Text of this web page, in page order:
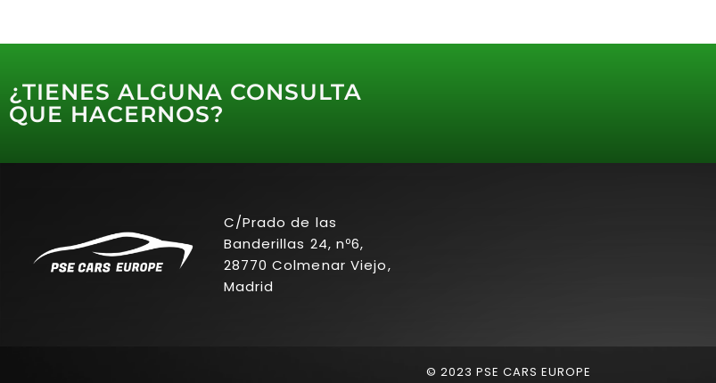
¿TIENES ALGUNA CONSULTA
QUE HACERNOS?
C/Prado de las
Banderillas 24, nº6,
28770 Colmenar Viejo,
Madrid
© 2023 PSE CARS EUROPE